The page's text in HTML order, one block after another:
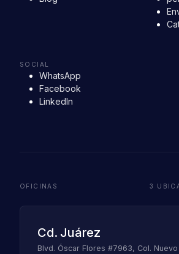
SOCIAL
WhatsApp
Facebook
LinkedIn
OFICINAS 3
Cd. Juárez
Blvd. Óscar Flores #7963, Col.